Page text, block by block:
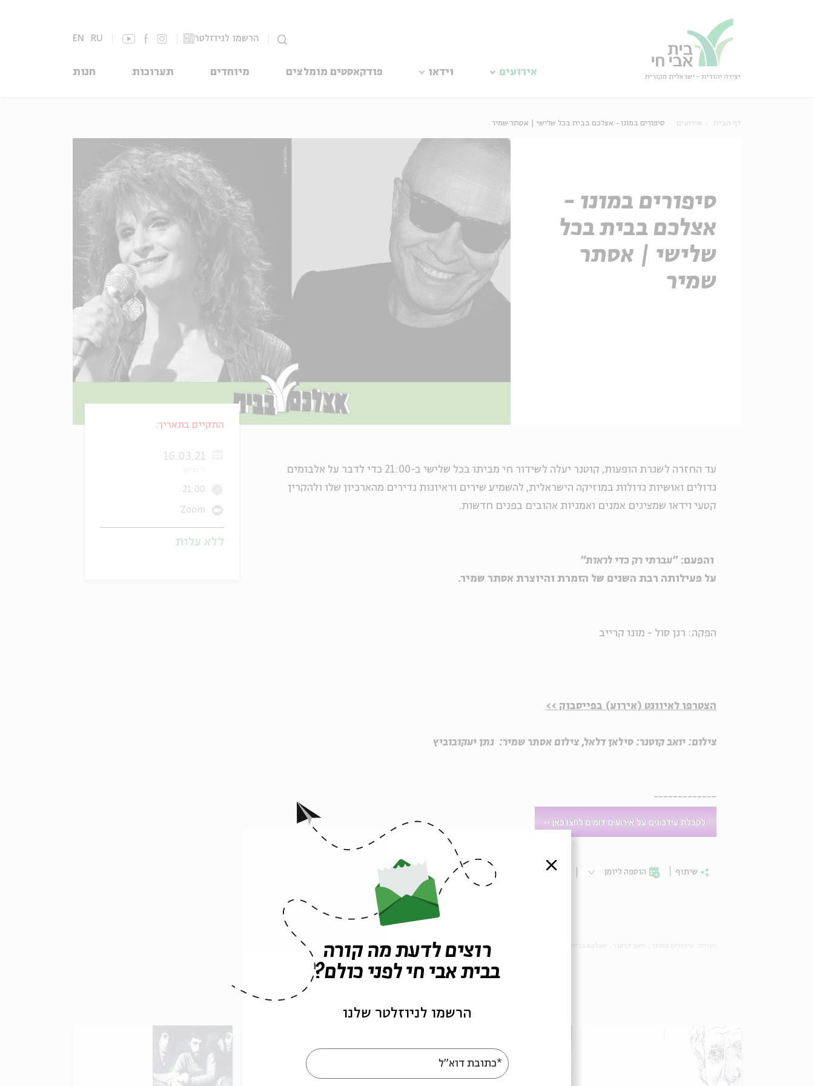
הרשמו לניוזלטר EN RU
אירועים וידאו פודקאסטים מומלצים מיוחדים תערוכות חנות
דף הבית אירועים סיפורים במונו - אצלכם בבית בכל שלישי | אסתר שמיר
סיפורים במונו -
אצלכם בבית בכל
שלישי | אסתר
שמיר
עד החזרה לשגרת הופעות, קוטנר יעלה לשידור חי מביתו בכל שלישי ב-21:00 כדי לדבר על אלבומים
גדולים ואושיות גדולות במוזיקה הישראלית, להשמיע שירים וראיונות נדירים מהארכיון שלו ולהקרין
קטעי וידאו שמציגים אמנים ואמניות אהובים בפנים חדשות.
והפעם: "עברתי רק כדי לראות"
על פעילותה רבת השנים של הזמרת והיוצרת אסתר שמיר.
הפקה: רנן סול - מונו קרייב
הצטרפו לאיוונט (אירוע) בפייסבוק >>
צילום: יואב קוטנר: סילאן דלאל, צילום אסתר שמיר: נתן יעקובוביץ
-------------
שיתוף הוספה ליומן הרשמה לאירועים דומים
חוה אלברשטיין
התקיים בתאריך:
16.03.21
21:00
Zoom
ללא עלות
אירועים נוספים בסדרה
סגור
רוצים לדעת מה קורה
בבית אבי חי לפני כולם?
הרשמו לניוזלטר שלנו
*כתובת דוא"ל